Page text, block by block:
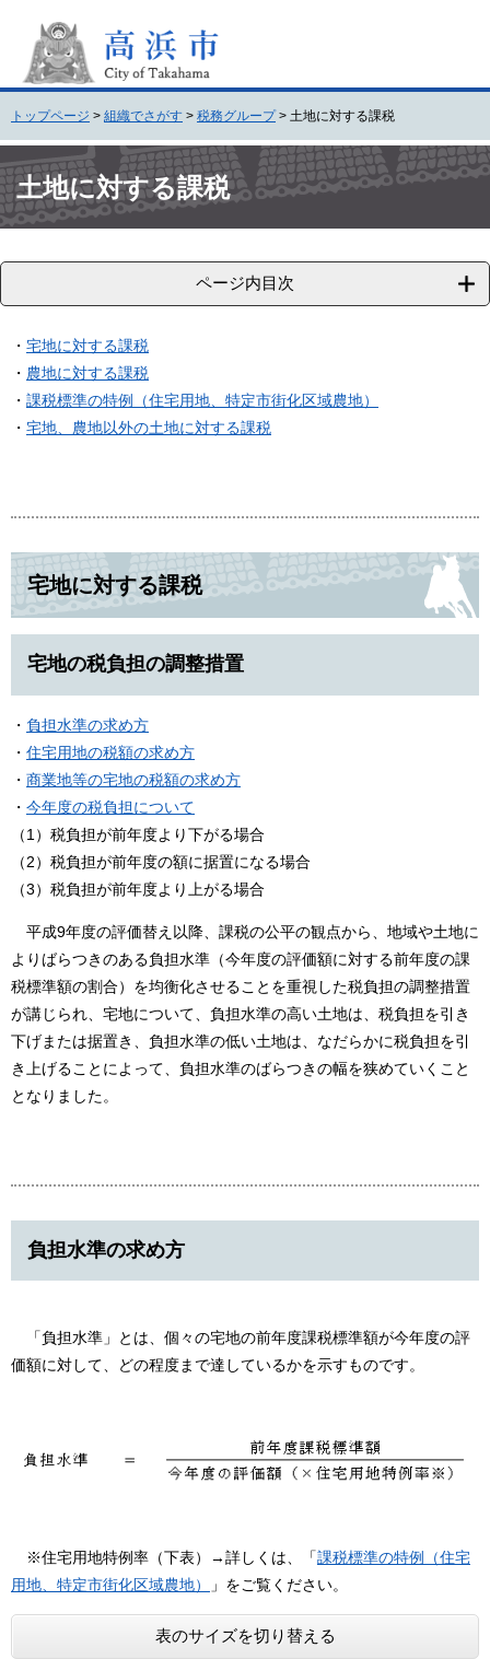
頭
で
す
。
飛
ば
し
て
本
へ
トップページ > 組織でさがす > 税務グループ > 土地に対する課税
文土地に対する課税
ページ内目次
・ 宅地に対する課税
・ 農地に対する課税
・ 課税標準の特例（住宅用地、特定市街化区域農地）
・ 宅地、農地以外の土地に対する課税
宅地に対する課税
宅地の税負担の調整措置
・ 負担水準の求め方
・ 住宅用地の税額の求め方
・ 商業地等の宅地の税額の求め方
・ 今年度の税負担について
（1）税負担が前年度より下がる場合
（2）税負担が前年度の額に据置になる場合
（3）税負担が前年度より上がる場合
平成9年度の評価替え以降、課税の公平の観点から、地域や土地に
よりばらつきのある負担水準（今年度の評価額に対する前年度の課
税標準額の割合）を均衡化させることを重視した税負担の調整措置
が講じられ、宅地について、負担水準の高い土地は、税負担を引き
下げまたは据置き、負担水準の低い土地は、なだらかに税負担を引
き上げることによって、負担水準のばらつきの幅を狭めていくこと
となりました。
負担水準の求め方
「負担水準」とは、個々の宅地の前年度課税標準額が今年度の評
価額に対して、どの程度まで達しているかを示すものです。
​​ ※住宅用地特例率（下表）→詳しくは、「課税標準の特例（住宅
用地、特定市街化区域農地）
」をご覧ください。
表のサイズを切り替える